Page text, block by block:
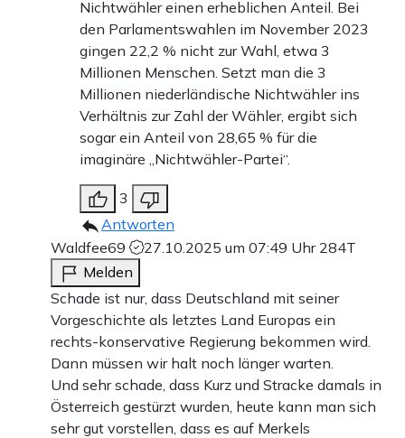
Nichtwähler einen erheblichen Anteil. Bei
den Parlamentswahlen im November 2023
gingen 22,2 % nicht zur Wahl, etwa 3
Millionen Menschen. Setzt man die 3
Millionen niederländische Nichtwähler ins
Verhältnis zur Zahl der Wähler, ergibt sich
sogar ein Anteil von 28,65 % für die
imaginäre „Nichtwähler-Partei“.
3
Antworten
Waldfee69
27.10.2025 um 07:49 Uhr 284T
Melden
Schade ist nur, dass Deutschland mit seiner
Vorgeschichte als letztes Land Europas ein
rechts-konservative Regierung bekommen wird.
Dann müssen wir halt noch länger warten.
Und sehr schade, dass Kurz und Stracke damals in
Österreich gestürzt wurden, heute kann man sich
sehr gut vorstellen, dass es auf Merkels